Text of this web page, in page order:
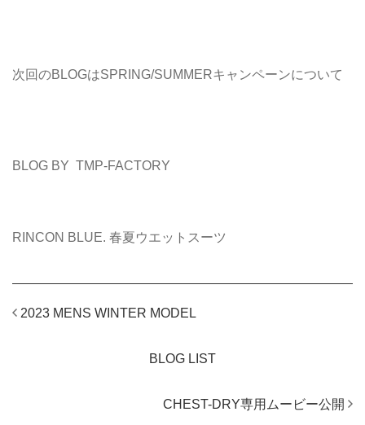
次回のBLOGはSPRING/SUMMERキャンペーンについて
BLOG BY TMP-FACTORY
RINCON BLUE. 春夏ウエットスーツ
2023 MENS WINTER MODEL
BLOG LIST
CHEST-DRY専用ムービー公開